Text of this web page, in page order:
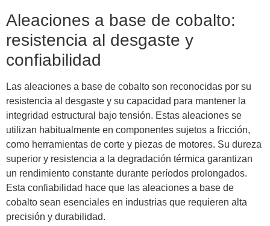
Aleaciones a base de cobalto:
resistencia al desgaste y
confiabilidad
Las aleaciones a base de cobalto son reconocidas por su
resistencia al desgaste y su capacidad para mantener la
integridad estructural bajo tensión. Estas aleaciones se
utilizan habitualmente en componentes sujetos a fricción,
como herramientas de corte y piezas de motores. Su dureza
superior y resistencia a la degradación térmica garantizan
un rendimiento constante durante períodos prolongados.
Esta confiabilidad hace que las aleaciones a base de
cobalto sean esenciales en industrias que requieren alta
precisión y durabilidad.